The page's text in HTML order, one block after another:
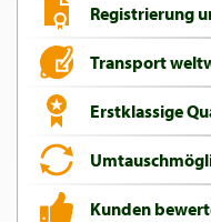
Registrierung
Transport
Erstklassige
Kunden